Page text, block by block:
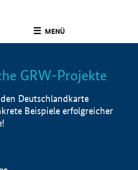
MENÜ
Info
GRW-Projekte
Deutschlandkarte
Beispiele erfolgreicher